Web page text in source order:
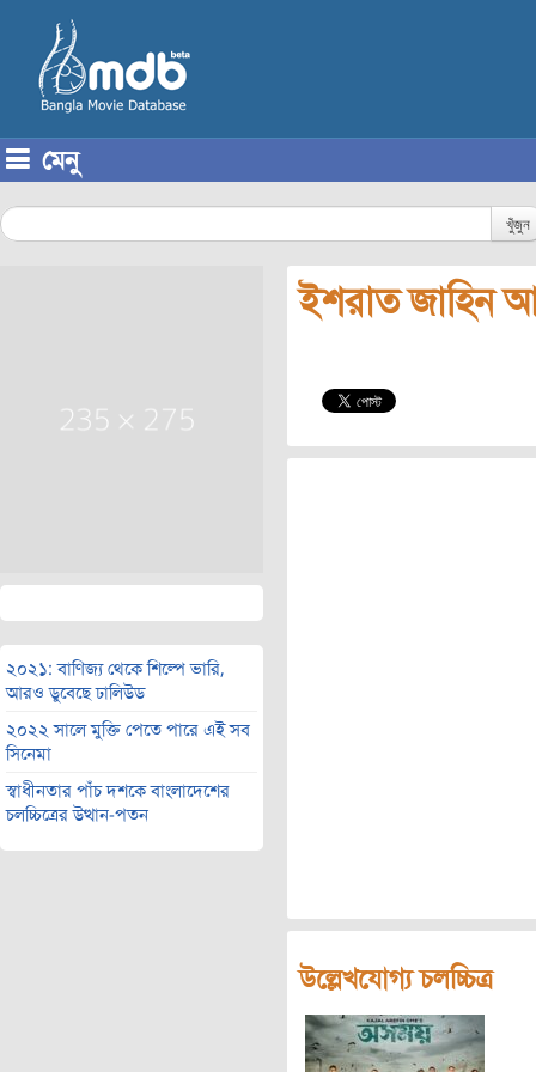
মেনু
খুঁজুন
২০২১: বাণিজ্য থেকে শিল্পে ভারি,
আরও ডুবেছে ঢালিউড
২০২২ সালে মুক্তি পেতে পারে এই সব
সিনেমা
স্বাধীনতার পাঁচ দশকে বাংলাদেশের
চলচ্চিত্রের উত্থান-পতন
ইশরাত জাহিন
উল্লেখযোগ্য চলচ্চিত্র